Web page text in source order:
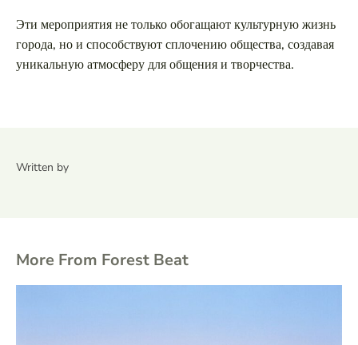
Эти мероприятия не только обогащают культурную жизнь
города, но и способствуют сплочению общества, создавая
уникальную атмосферу для общения и творчества.
Written by
More From Forest Beat